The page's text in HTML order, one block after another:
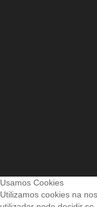
Usamos Cookies
Utilizamos cookies na